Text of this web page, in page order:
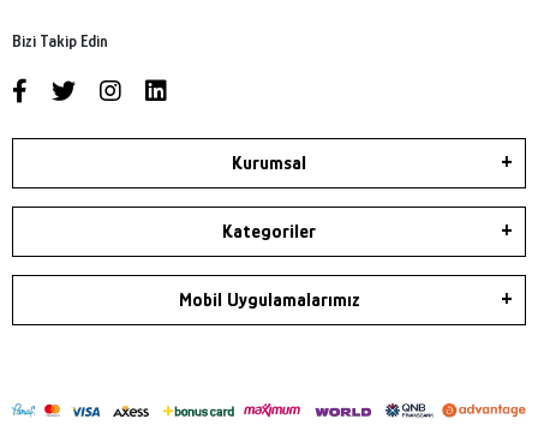
Bizi Takip Edin
Kurumsal
Kategoriler
Mobil Uygulamalarımız